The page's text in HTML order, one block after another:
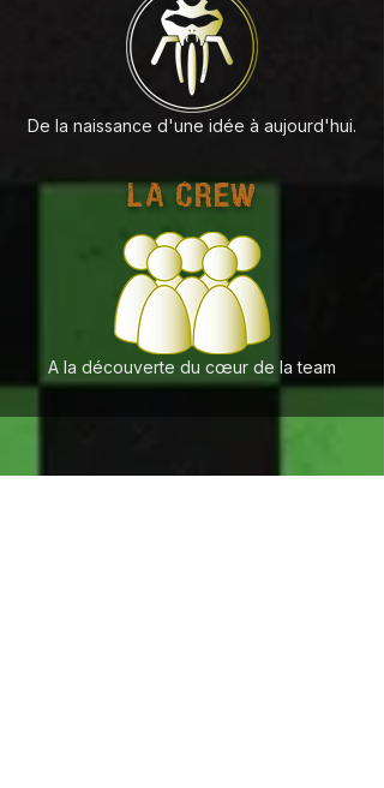
De la naissance d'une idée à aujourd'hui.
LA CREW
A la découverte du cœur de la team